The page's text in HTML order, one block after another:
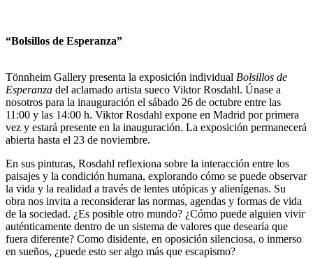
“Bolsillos de Esperanza”
Tönnheim Gallery presenta la exposición individual Bolsillos de
Esperanza del aclamado artista sueco Viktor Rosdahl. Únase a
nosotros para la inauguración el sábado 26 de octubre entre las
11:00 y las 14:00 h. Viktor Rosdahl expone en Madrid por primera
vez y estará presente en la inauguración. La exposición permanecerá
abierta hasta el 23 de noviembre.
En sus pinturas, Rosdahl reflexiona sobre la interacción entre los
paisajes y la condición humana, explorando cómo se puede observar
la vida y la realidad a través de lentes utópicas y alienígenas. Su
obra nos invita a reconsiderar las normas, agendas y formas de vida
de la sociedad. ¿Es posible otro mundo? ¿Cómo puede alguien vivir
auténticamente dentro de un sistema de valores que desearía que
fuera diferente? Como disidente, en oposición silenciosa, o inmerso
en sueños, ¿puede esto ser algo más que escapismo?